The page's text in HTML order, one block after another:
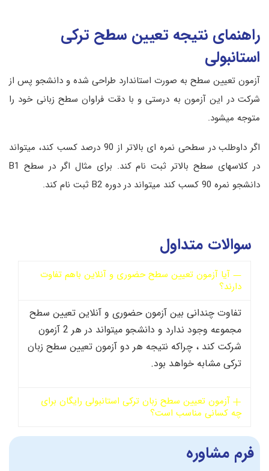
راهنمای نتیجه تعیین سطح ترکی
استانبولی
آزمون تعیین سطح به صورت استاندارد طراحی شده و دانشجو پس از
شرکت در این آزمون به درستی و با دقت فراوان سطح زبانی خود را
متوجه میشود.
اگر داوطلب در سطحی نمره ای بالاتر از 90 درصد کسب کند، میتواند
در کلاسهای سطح بالاتر ثبت نام کند. برای مثال اگر در سطح B1
دانشجو نمره 90 کسب کند میتواند در دوره B2 ثبت نام کند.
سوالات متداول
آیا آزمون تعیین سطح حضوری و آنلاین باهم تفاوت
دارند؟
تفاوت چندانی بین آزمون حضوری و آنلاین تعیین سطح
مجموعه وجود ندارد و دانشجو میتواند در هر 2 آزمون
شرکت کند ، چراکه نتیجه هر دو آزمون تعیین سطح زبان
ترکی مشابه خواهد بود.
آزمون تعیین سطح زبان ترکی استانبولی رایگان برای
چه کسانی مناسب است؟
فرم مشاوره